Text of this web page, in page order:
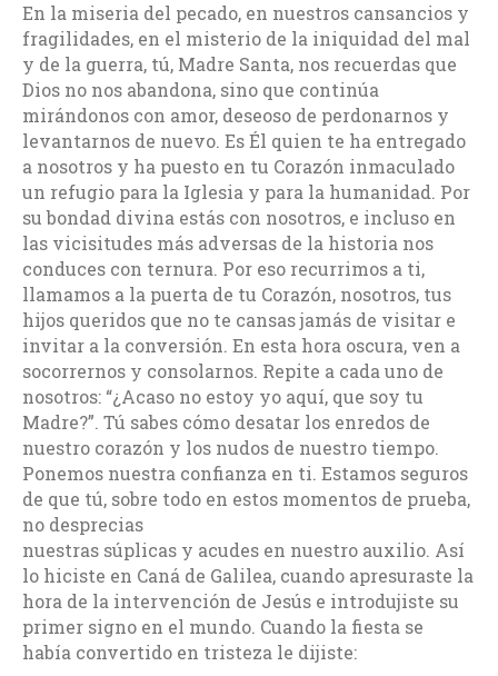
En la miseria del pecado, en nuestros cansancios y
fragilidades, en el misterio de la iniquidad del mal
y de la guerra, tú, Madre Santa, nos recuerdas que
Dios no nos abandona, sino que continúa
mirándonos con amor, deseoso de perdonarnos y
levantarnos de nuevo. Es Él quien te ha entregado
a nosotros y ha puesto en tu Corazón inmaculado
un refugio para la Iglesia y para la humanidad. Por
su bondad divina estás con nosotros, e incluso en
las vicisitudes más adversas de la historia nos
conduces con ternura. Por eso recurrimos a ti,
llamamos a la puerta de tu Corazón, nosotros, tus
hijos queridos que no te cansas jamás de visitar e
invitar a la conversión. En esta hora oscura, ven a
socorrernos y consolarnos. Repite a cada uno de
nosotros: “¿Acaso no estoy yo aquí, que soy tu
Madre?”. Tú sabes cómo desatar los enredos de
nuestro corazón y los nudos de nuestro tiempo.
Ponemos nuestra confianza en ti. Estamos seguros
de que tú, sobre todo en estos momentos de prueba,
no desprecias
nuestras súplicas y acudes en nuestro auxilio. Así
lo hiciste en Caná de Galilea, cuando apresuraste la
hora de la intervención de Jesús e introdujiste su
primer signo en el mundo. Cuando la fiesta se
había convertido en tristeza le dijiste: